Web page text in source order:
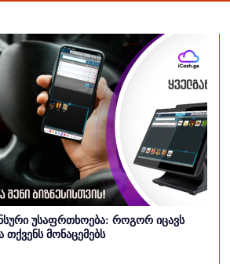
უსაფრთხოება: როგორ იცავს
მონაცემებს